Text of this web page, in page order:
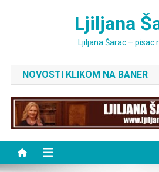
Ljiljana
Ljiljana Šarac – pisac
NOVOSTI KLIKOM NA BANER